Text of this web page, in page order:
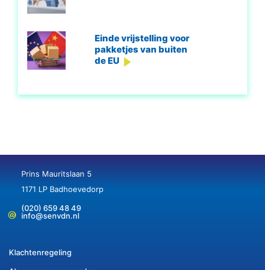
Einde vrijstelling voor
pakketjes van buiten
de EU
Prins Mauritslaan 5
1171 LP Badhoevedorp
(020) 659 48 49
info@senvdn.nl
Klachtenregeling